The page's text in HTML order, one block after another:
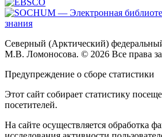
Северный (Арктический)
М.В. Ломоносова. © 2026 Все права
Предупреждение о сборе статистики
Этот сайт собирает статистику
посетителей.
На сайте осуществляется обработка